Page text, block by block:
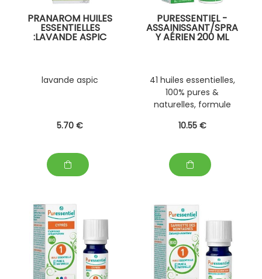
PRANAROM HUILES
ESSENTIELLES
:LAVANDE ASPIC
lavande aspic
5.70 €
PURESSENTIEL -
ASSAINISSANT/SPRA
Y AÉRIEN 200 ML
41 huiles essentielles,
100% pures &
naturelles, formule
10.55 €